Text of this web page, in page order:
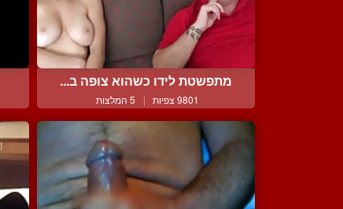
מתפשטת לידו כשהוא צופה ב...
9801 צפיות | 5 המלצות